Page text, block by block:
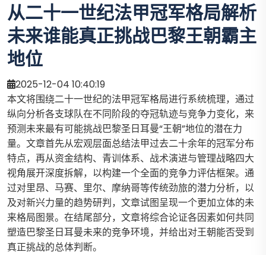
从二十一世纪法甲冠军格局解析
未来谁能真正挑战巴黎王朝霸主
地位
2025-12-04 10:40:19
本文将围绕二十一世纪的法甲冠军格局进行系统梳理，通过
纵向分析各支球队在不同阶段的夺冠轨迹与竞争力变化，来
预测未来最有可能挑战巴黎圣日耳曼“王朝”地位的潜在力
量。文章首先从宏观层面总结法甲过去二十余年的冠军分布
特点，再从资金结构、青训体系、战术演进与管理战略四大
视角展开深度拆解，以构建一个全面的竞争力评估框架。通
过对里昂、马赛、里尔、摩纳哥等传统劲旅的潜力分析，以
及对新兴力量的趋势研判，文章试图呈现一个更加立体的未
来格局图景。在结尾部分，文章将综合论证各因素如何共同
塑造巴黎圣日耳曼未来的竞争环境，并给出对王朝能否受到
真正挑战的总体判断。